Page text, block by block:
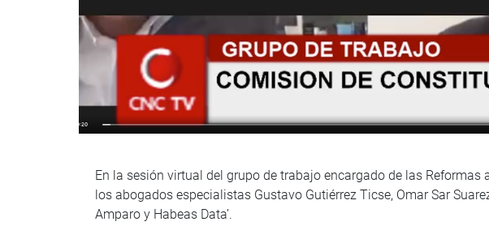
En la sesión virtual del grupo de trabajo encargado de las
los abogados especialistas Gustavo Gutiérrez Ticse, Omar Sar
Amparo y Habeas Data’.